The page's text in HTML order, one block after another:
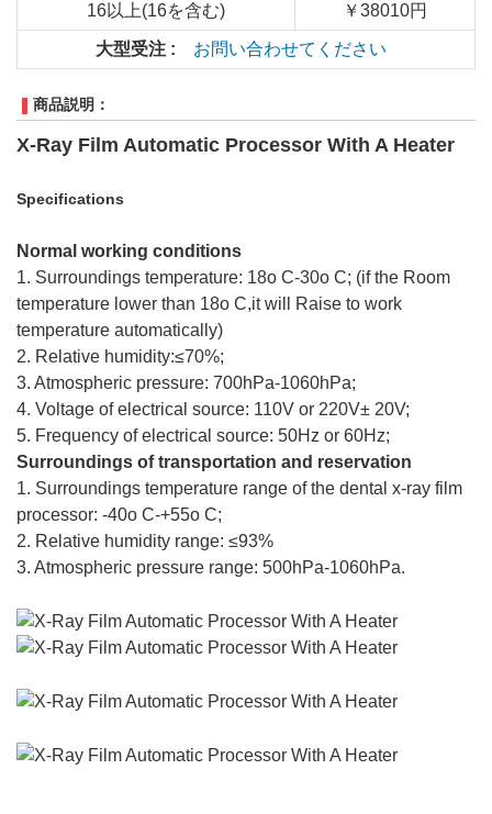
16以上(16を含む) ￥38010円
大型受注 : お問い合わせてください
商品説明：
X-Ray Film Automatic Processor With A Heater
Specifications
Normal working conditions
1. Surroundings temperature: 18o C-30o C; (if the Room
temperature lower than 18o C,it will Raise to work
temperature automatically)
2. Relative humidity:≤70%;
3. Atmospheric pressure: 700hPa-1060hPa;
4. Voltage of electrical source: 110V or 220V± 20V;
5. Frequency of electrical source: 50Hz or 60Hz;
Surroundings of transportation and reservation
1. Surroundings temperature range of the dental x-ray film
processor: -40o C-+55o C;
2. Relative humidity range: ≤93%
3. Atmospheric pressure range: 500hPa-1060hPa.